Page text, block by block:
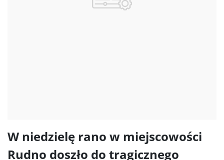
W niedzielę rano w miejscowości
Rudno doszło do tragicznego